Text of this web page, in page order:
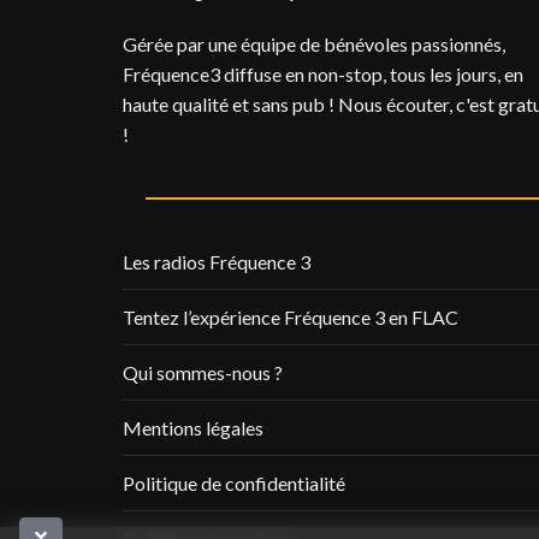
Gérée par une équipe de bénévoles passionnés,
Fréquence3 diffuse en non-stop, tous les jours, en
haute qualité et sans pub ! Nous écouter, c'est
!
Les radios Fréquence 3
Tentez l’expérience Fréquence 3 en FLAC
Qui sommes-nous ?
Mentions légales
Politique de confidentialité